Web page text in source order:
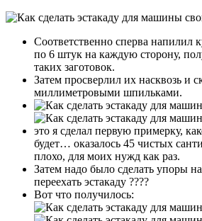
Соответственно сперва напилил
по 6 штук на каждую сторону,
таких заготовок.
Затем просверлил их насквозь и
миллиметровыми шпильками.
это я сделал первую примерку,
будет… оказалось 45 чистых
плохо, для моих нужд как раз.
Затем надо было сделать упоры
переехать эстакаду ????
Вот что получилось: